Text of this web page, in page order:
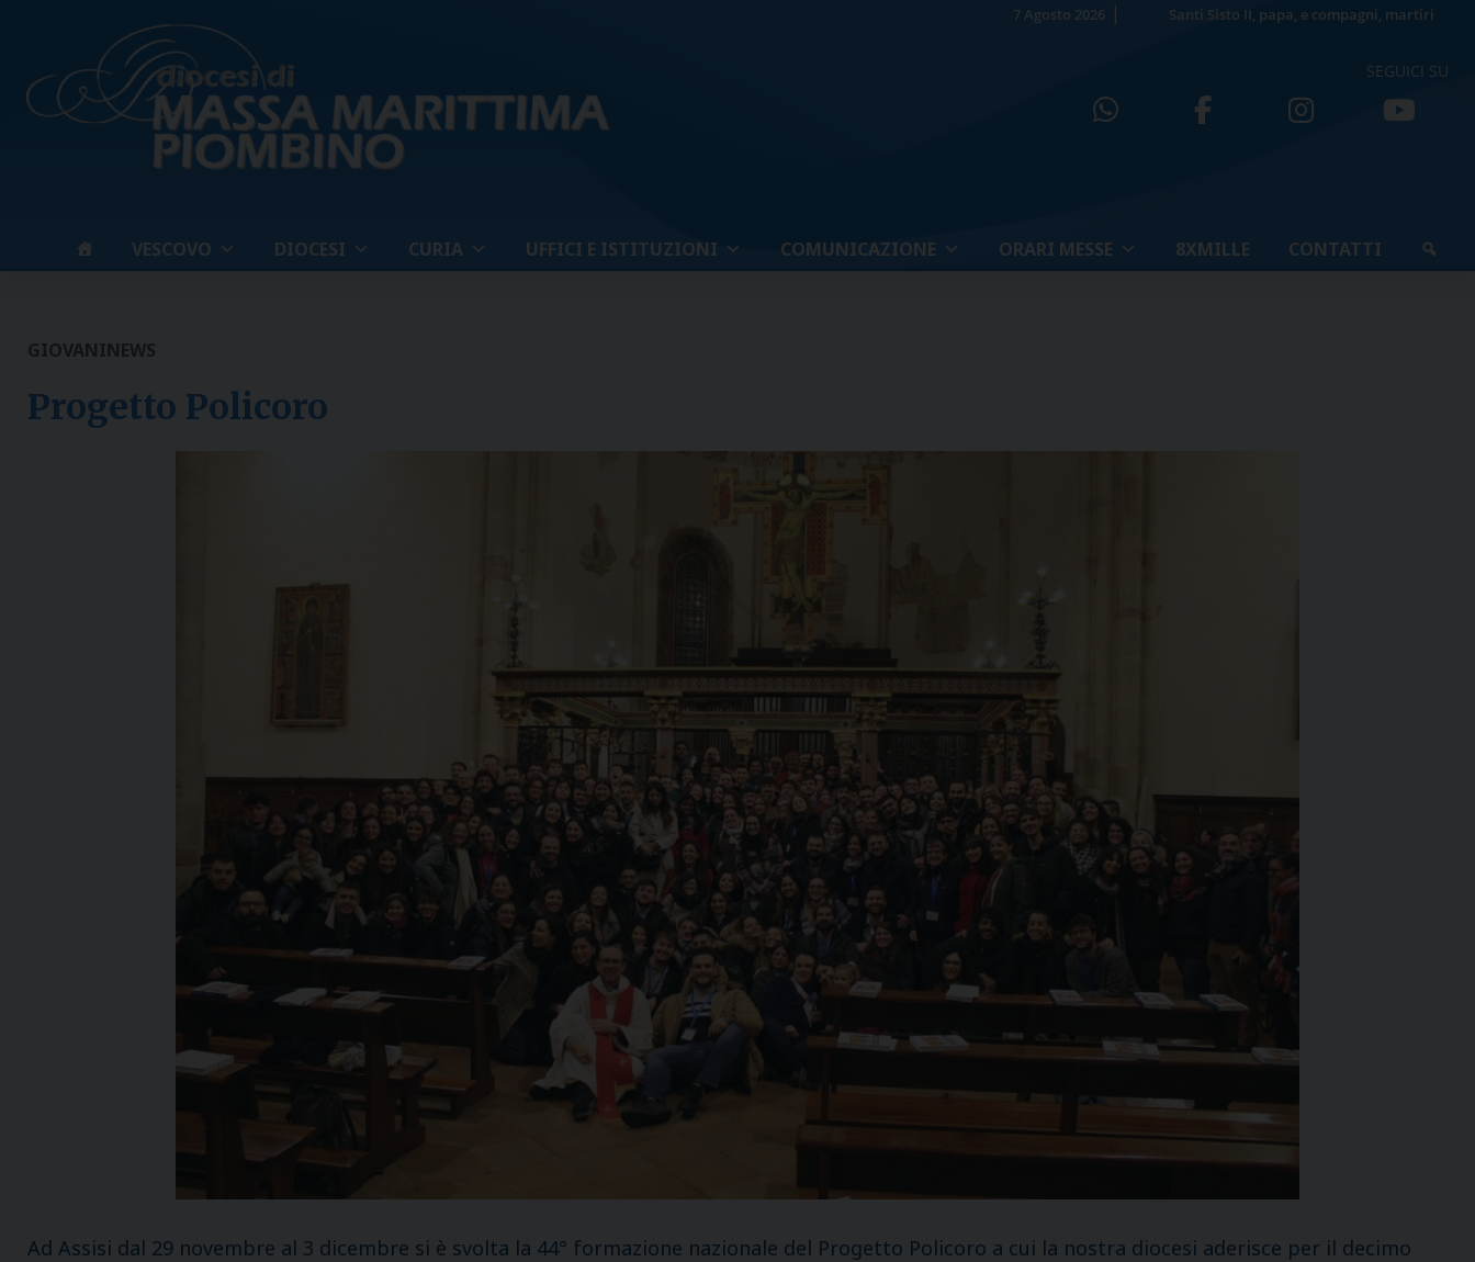
7 Agosto 2026 Santi Sisto II, papa, e compagni, martiri
SEGUICI SU
VESCOVO DIOCESI CURIA UFFICI E ISTITUZIONI COMUNICAZIONE ORARI MESSE 8XMILLE CONTATTI
GIOVANINEWS
Progetto Policoro
Ad Assisi dal 29 novembre al 3 dicembre si è svolta la 44° formazione nazionale del Progetto Policoro a cui la nostra diocesi aderisce per il decimo